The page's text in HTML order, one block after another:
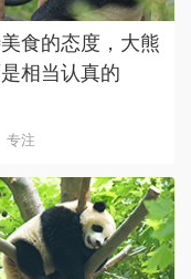
食的态度，大熊
相当认真的
专注